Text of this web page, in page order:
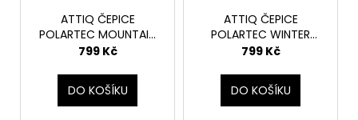
ATTIQ ČEPICE
POLARTEC MOUNTAIN
TRAIL - NAVY BLUE
799 Kč
DO KOŠÍKU
ATTIQ ČEPICE
POLARTEC WINTER
EXPEDITION - CARBON
799 Kč
DO KOŠÍKU